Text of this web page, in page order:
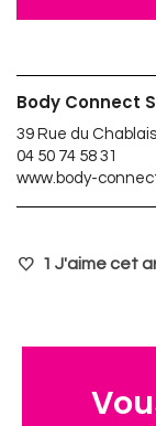
Body Connect
39 Rue du
04 50 74 58 31
www.body-
1 J'aime cet